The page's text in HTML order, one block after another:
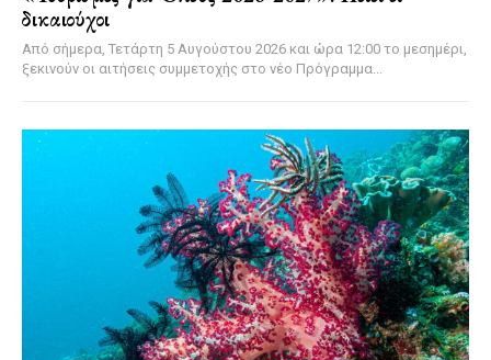
δικαιούχοι
Από σήμερα, Τετάρτη 5 Αυγούστου 2026 και ώρα 12:00 το μεσημέρι,
ξεκινούν οι αιτήσεις συμμετοχής στο νέο Πρόγραμμα...